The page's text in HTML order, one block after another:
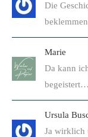
Die
Marie
Da kann
begeistert…
Ursula
Ja wirklich